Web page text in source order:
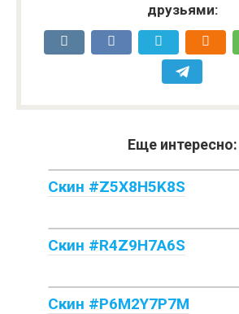
друзьями:
Еще интересно:
Скин #Z5X8H5K8S
Скин #R4Z9H7A6S
Скин #P6M2Y7P7M